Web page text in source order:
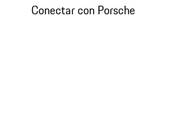
Conectar con Porsche